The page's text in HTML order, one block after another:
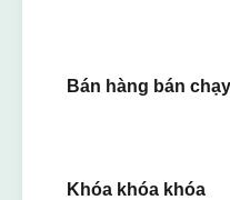
Bán hàng bán
Khóa khóa khóa